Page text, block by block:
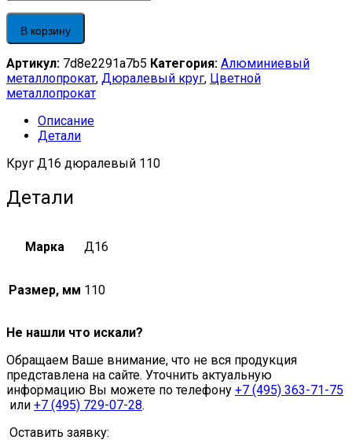
В корзину
Артикул: 7d8e2291a7b5 Категория: Алюминиевый
металлопрокат, Дюралевый круг, Цветной
металлопрокат
Описание
Детали
Круг Д16 дюралевый 110
Детали
Марка Д16
Размер, мм 110
Не нашли что искали?
Обращаем Ваше внимание, что не вся продукция
представлена на сайте. Уточнить актуальную
информацию Вы можете по телефону +7 (495) 363-71-75
или +7 (495) 729-07-28.
Оставить заявку: